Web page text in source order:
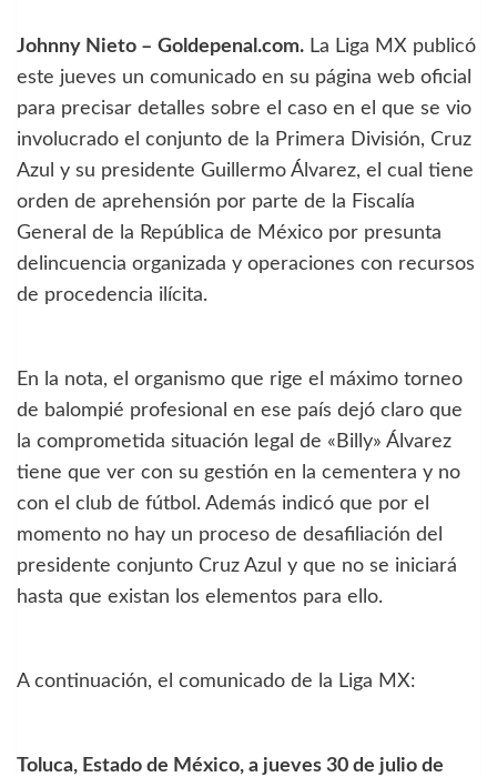
Johnny Nieto – Goldepenal.com. La Liga MX publicó
este jueves un comunicado en su página web oficial
para precisar detalles sobre el caso en el que se vio
involucrado el conjunto de la Primera División, Cruz
Azul y su presidente Guillermo Álvarez, el cual tiene
orden de aprehensión por parte de la Fiscalía
General de la República de México por presunta
delincuencia organizada y operaciones con recursos
de procedencia ilícita.
En la nota, el organismo que rige el máximo torneo
de balompié profesional en ese país dejó claro que
la comprometida situación legal de «Billy» Álvarez
tiene que ver con su gestión en la cementera y no
con el club de fútbol. Además indicó que por el
momento no hay un proceso de desafiliación del
presidente conjunto Cruz Azul y que no se iniciará
hasta que existan los elementos para ello.
A continuación, el comunicado de la Liga MX:
Toluca, Estado de México, a jueves 30 de julio de